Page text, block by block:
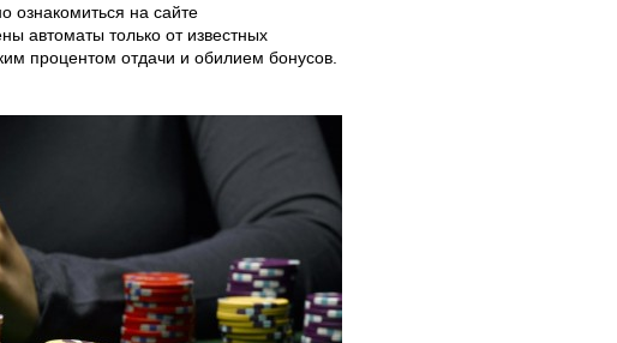
на сайте
автоматы только от известных
процентом отдачи и обилием бонусов.